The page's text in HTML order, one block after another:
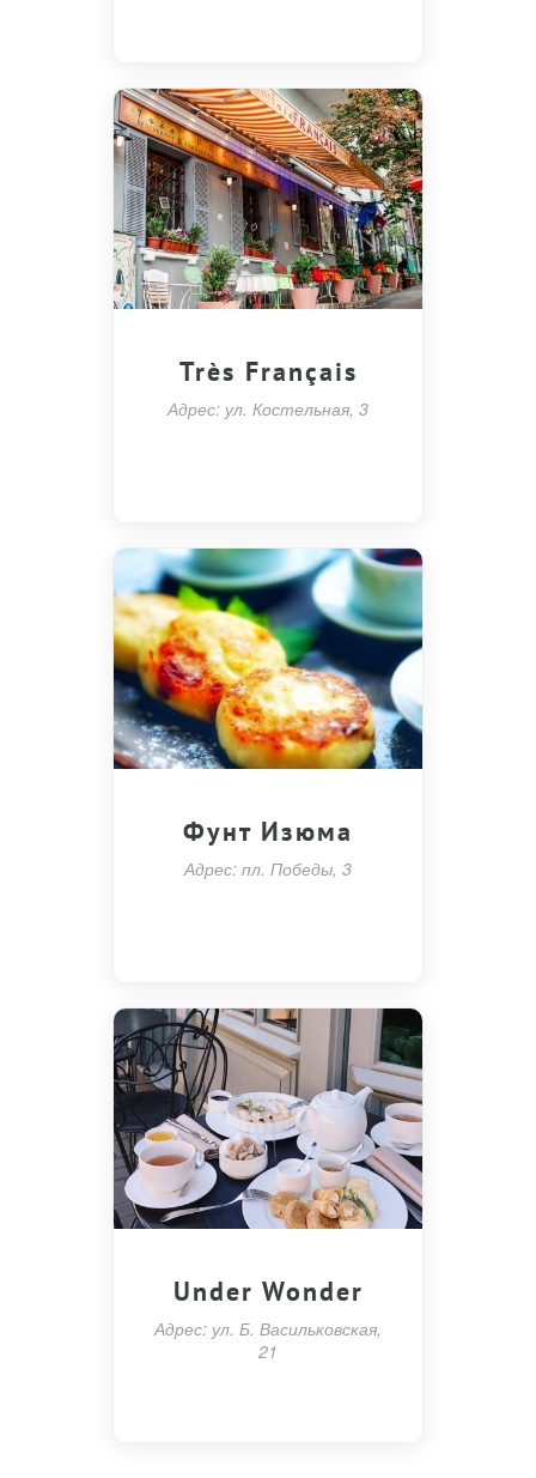
Très Français
Адрес: ул. Костельная, 3
Фунт Изюма
Адрес: пл. Победы, 3
Under Wonder
Адрес: ул. Б. Васильковская,
21